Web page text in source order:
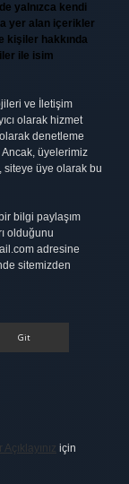
yalnızca kendi
yer alan içerikler
kişiler hakkında
ile isim
ve İletişim
olarak hizmet
denetleme
Ancak, üyelerimiz
siteye üye olarak bu
bilgi paylaşım
olduğunu
adresine
sitemizden
için